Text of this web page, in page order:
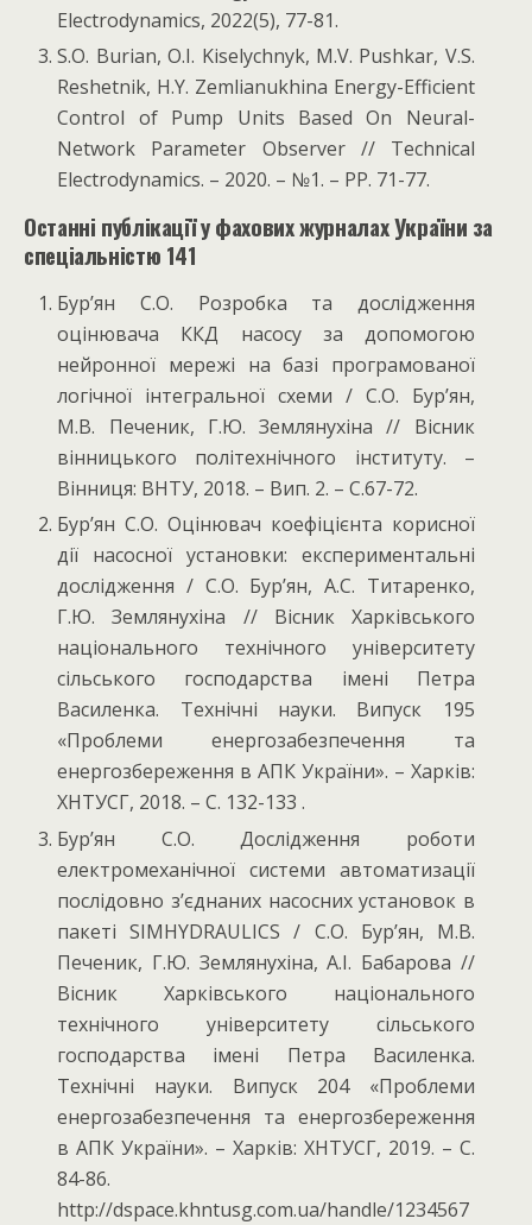
Electrodynamics, 2022(5), 77-81.
S.O. Burian, O.I. Kiselychnyk, M.V. Pushkar, V.S.
Reshetnik, H.Y. Zemlianukhina Energy-Efficient
Control of Pump Units Based On Neural-
Network Parameter Observer // Technical
Electrodynamics. – 2020. – №1. – PP. 71-77.
Останні публікації у фахових журналах України за
спеціальністю 141
Бур’ян С.О. Розробка та дослідження
оцінювача ККД насосу за допомогою
нейронної мережі на базі програмованої
логічної інтегральної схеми / С.О. Бур’ян,
М.В. Печеник, Г.Ю. Землянухіна // Вісник
вінницького політехнічного інституту. –
Вінниця: ВНТУ, 2018. – Вип. 2. – С.67-72.
Бур’ян С.О. Оцінювач коефіцієнта корисної
дії насосної установки: експериментальні
дослідження / С.О. Бур’ян, А.С. Титаренко,
Г.Ю. Землянухіна // Вісник Харківського
національного технічного університету
сільського господарства імені Петра
Василенка. Технічні науки. Випуск 195
«Проблеми енергозабезпечення та
енергозбереження в АПК України». – Харків:
ХНТУСГ, 2018. – С. 132-133 .
Бур’ян С.О. Дослідження роботи
електромеханічної системи автоматизації
послідовно з’єднаних насосних установок в
пакеті SІMHYDRAULICS / С.О. Бур’ян, М.В.
Печеник, Г.Ю. Землянухіна, А.І. Бабарова //
Вісник Харківського національного
технічного університету сільського
господарства імені Петра Василенка.
Технічні науки. Випуск 204 «Проблеми
енергозабезпечення та енергозбереження
в АПК України». – Харків: ХНТУСГ, 2019. – С.
84-86.
http://dspace.khntusg.com.ua/handle/1234567